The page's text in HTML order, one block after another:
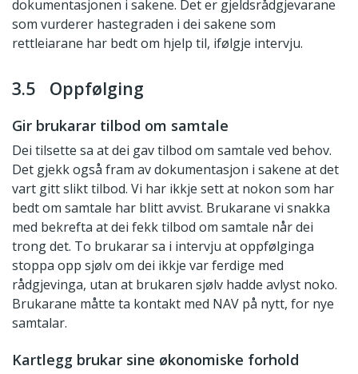
dokumentasjonen i sakene. Det er gjeldsrådgjevarane
som vurderer hastegraden i dei sakene som
rettleiarane har bedt om hjelp til, ifølgje intervju.
3.5 Oppfølging
Gir brukarar tilbod om samtale
Dei tilsette sa at dei gav tilbod om samtale ved behov.
Det gjekk også fram av dokumentasjon i sakene at det
vart gitt slikt tilbod. Vi har ikkje sett at nokon som har
bedt om samtale har blitt avvist. Brukarane vi snakka
med bekrefta at dei fekk tilbod om samtale når dei
trong det. To brukarar sa i intervju at oppfølginga
stoppa opp sjølv om dei ikkje var ferdige med
rådgjevinga, utan at brukaren sjølv hadde avlyst noko.
Brukarane måtte ta kontakt med NAV på nytt, for nye
samtalar.
Kartlegg brukar sine økonomiske forhold